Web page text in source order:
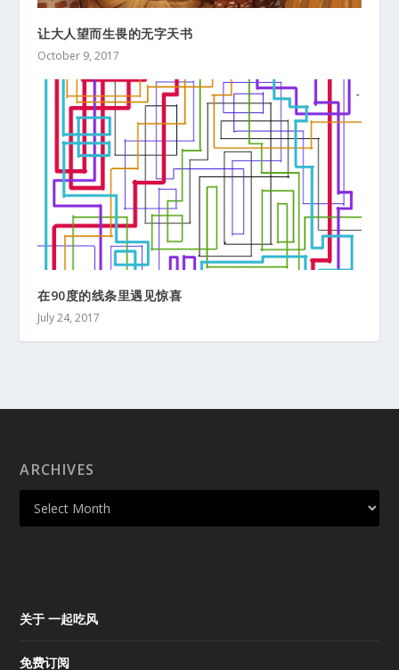
让大人望而生畏的无字天书
October 9, 2017
在90度的线条里遇见惊喜
July 24, 2017
ARCHIVES
关于 一起吃风
免费订阅